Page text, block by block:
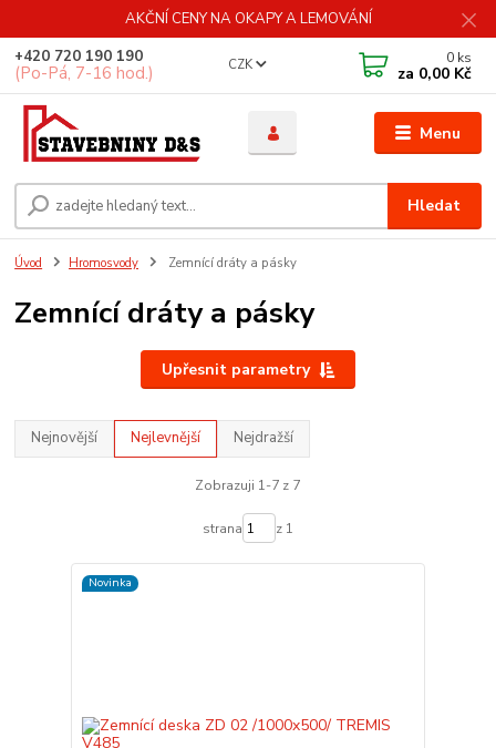
AKČNÍ CENY NA OKAPY A LEMOVÁNÍ
Menu
CZK
Hledat
+420 720 190 190
(Po-Pá, 7-16 hod.)
0 ks
za 0,00 Kč
Úvod Hromosvody Zemnící dráty a pásky
Zemnící dráty a pásky
Upřesnit parametry
Nejnovější Nejlevnější Nejdražší
Zobrazuji 1-7 z 7
strana z 1
Novinka